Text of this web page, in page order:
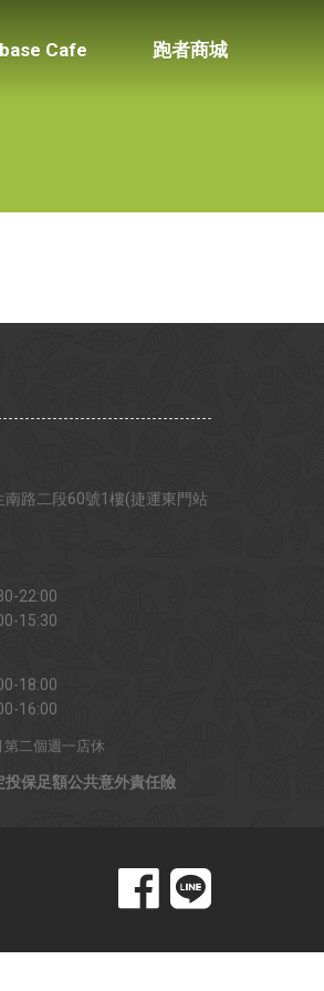
Cafe 跑者商城
南路二段60號1樓(捷運東門站
22:00
15:30
18:00
16:00
第二個週一店休
投保足額公共意外責任險